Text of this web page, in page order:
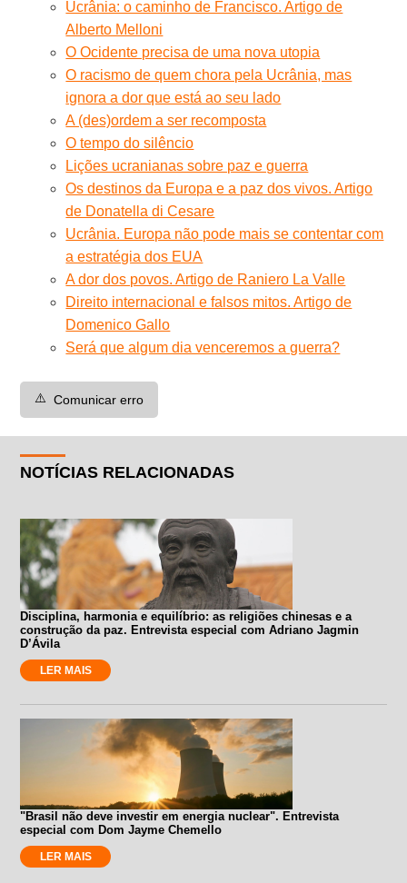
Ucrânia: o caminho de Francisco. Artigo de
Alberto Melloni
O Ocidente precisa de uma nova utopia
O racismo de quem chora pela Ucrânia, mas
ignora a dor que está ao seu lado
A (des)ordem a ser recomposta
O tempo do silêncio
Lições ucranianas sobre paz e guerra
Os destinos da Europa e a paz dos vivos. Artigo
de Donatella di Cesare
Ucrânia. Europa não pode mais se contentar com
a estratégia dos EUA
A dor dos povos. Artigo de Raniero La Valle
Direito internacional e falsos mitos. Artigo de
Domenico Gallo
Será que algum dia venceremos a guerra?
⚠️ Comunicar erro
NOTÍCIAS RELACIONADAS
Disciplina, harmonia e equilíbrio: as religiões chinesas e a
construção da paz. Entrevista especial com Adriano Jagmin
D’Ávila
LER MAIS
"Brasil não deve investir em energia nuclear". Entrevista
especial com Dom Jayme Chemello
LER MAIS